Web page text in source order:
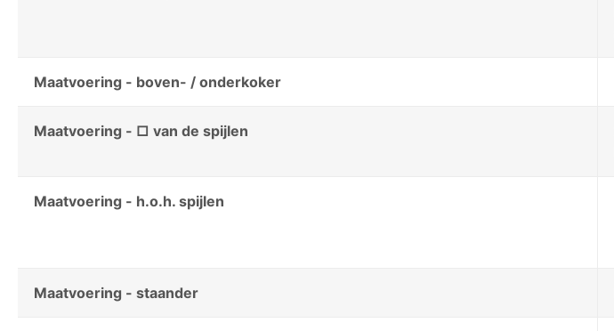
Maatvoering - boven- / onderkoker
Maatvoering - □ van de spijlen
Maatvoering - h.o.h. spijlen
Maatvoering - staander